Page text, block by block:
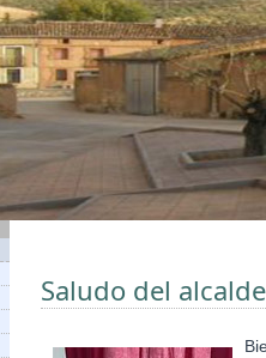
Saludo del alcalde